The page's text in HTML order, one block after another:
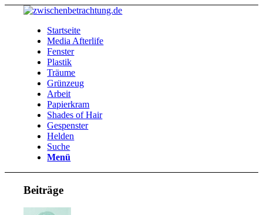
Startseite
Media Afterlife
Fenster
Plastik
Träume
Grünzeug
Arbeit
Papierkram
Shades of Hair
Gespenster
Helden
Suche
Menü
Beiträge